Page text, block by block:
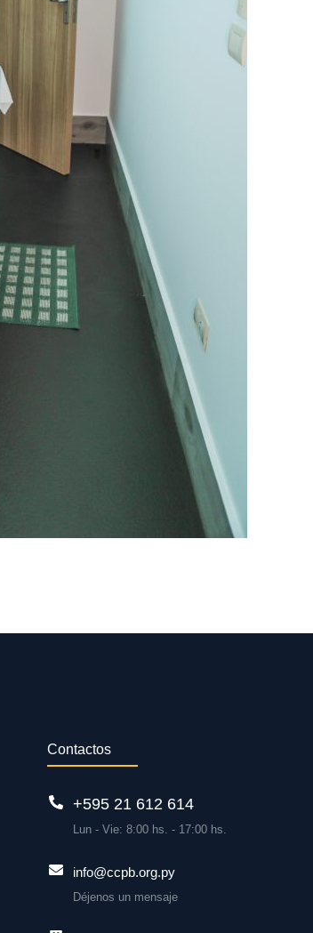
Contactos
+595 21 612 614
Lun - Vie: 8:00 hs. - 17:00 hs.
info@ccpb.org.py
Déjenos un mensaje